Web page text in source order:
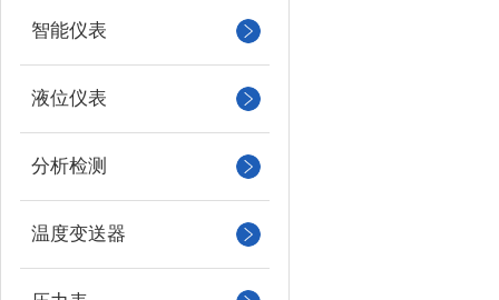
智能仪表
液位仪表
分析检测
温度变送器